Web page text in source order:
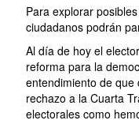
Para explorar
ciudadanos podrán
Al día de hoy el
reforma para la
entendimiento de
rechazo a la Cuarta
electorales como